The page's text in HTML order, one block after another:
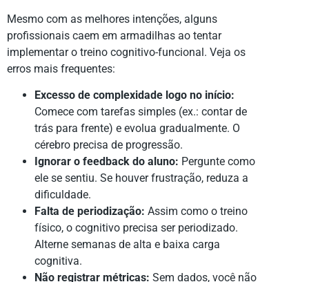
Mesmo com as melhores intenções, alguns
profissionais caem em armadilhas ao tentar
implementar o treino cognitivo-funcional. Veja os
erros mais frequentes:
Excesso de complexidade logo no início:
Comece com tarefas simples (ex.: contar de
trás para frente) e evolua gradualmente. O
cérebro precisa de progressão.
Ignorar o feedback do aluno: Pergunte como
ele se sentiu. Se houver frustração, reduza a
dificuldade.
Falta de periodização: Assim como o treino
físico, o cognitivo precisa ser periodizado.
Alterne semanas de alta e baixa carga
cognitiva.
Não registrar métricas: Sem dados, você não